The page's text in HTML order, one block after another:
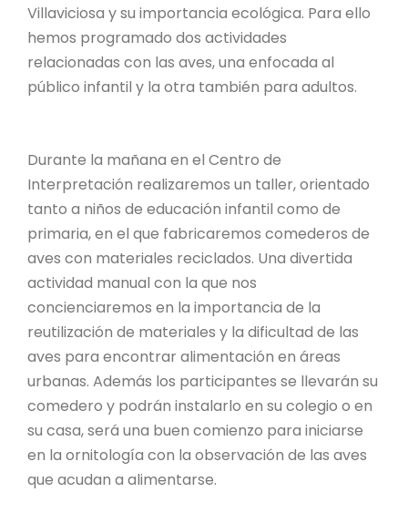
Villaviciosa y su importancia ecológica. Para ello
hemos programado dos actividades
relacionadas con las aves, una enfocada al
público infantil y la otra también para adultos.
Durante la mañana en el Centro de
Interpretación realizaremos un taller, orientado
tanto a niños de educación infantil como de
primaria, en el que fabricaremos comederos de
aves con materiales reciclados. Una divertida
actividad manual con la que nos
concienciaremos en la importancia de la
reutilización de materiales y la dificultad de las
aves para encontrar alimentación en áreas
urbanas. Además los participantes se llevarán su
comedero y podrán instalarlo en su colegio o en
su casa, será una buen comienzo para iniciarse
en la ornitología con la observación de las aves
que acudan a alimentarse.